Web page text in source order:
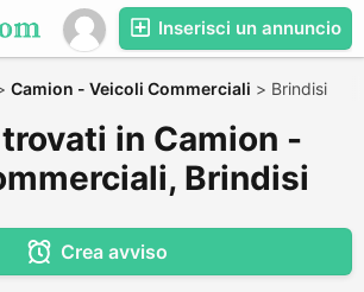
Inserisci un annuncio
Camion - Veicoli Commerciali > Brindisi
in Camion -
Brindisi
Crea avviso